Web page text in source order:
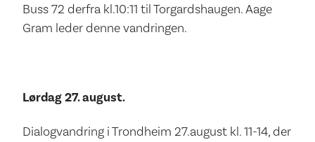
Buss 72 derfra kl.10:11 til Torgardshaugen. Aage
Gram leder denne vandringen.
Lørdag 27. august.
Dialogvandring i Trondheim 27.august kl. 11-14, der